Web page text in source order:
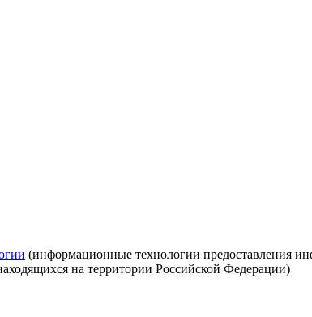
(информационные технологии предоставления
на территории Российской Федерации)